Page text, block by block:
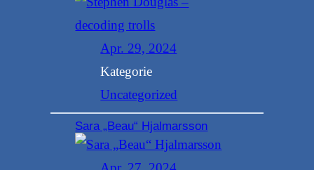
Apr. 29, 2024
Kategorie
Uncategorized
Sara „Beau“ Hjalmarsson